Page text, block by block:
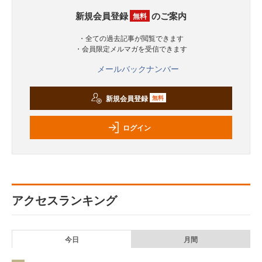
新規会員登録 無料 のご案内
・全ての過去記事が閲覧できます
・会員限定メルマガを受信できます
メールバックナンバー
新規会員登録 無料
ログイン
アクセスランキング
今日 月間